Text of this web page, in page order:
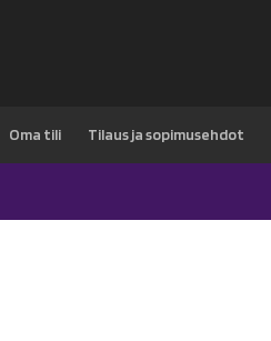
Oma tili Tilaus ja sopimusehdot